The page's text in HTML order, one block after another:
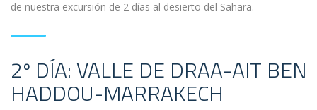
de nuestra excursión de 2 días al desierto del Sahara.
2º DÍA: VALLE DE DRAA-AIT BEN
HADDOU-MARRAKECH